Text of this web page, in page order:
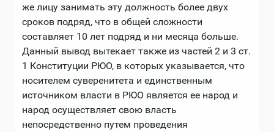
же лицу занимать эту должность более двух
сроков подряд, что в общей сложности
составляет 10 лет подряд и ни месяца больше.
Данный вывод вытекает также из частей 2 и 3 ст.
1 Конституции РЮО, в которых указывается, что
носителем суверенитета и единственным
источником власти в РЮО является ее народ и
народ осуществляет свою власть
непосредственно путем проведения